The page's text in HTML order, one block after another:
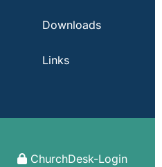
Downloads
Links
ChurchDesk-Login